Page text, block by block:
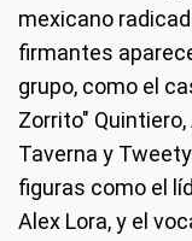
mexicano
firmantes
grupo, como el
Zorrito" Quintiero,
Taverna y
figuras como el
Alex Lora, y el